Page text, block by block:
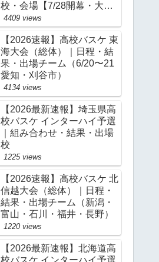
校・会場【7/28開幕・大
阪】
4409 views
【2026速報】高校バスケ 東
海大会（総体）｜日程・結
果・出場チーム（6/20〜21
愛知・刈谷市）
4134 views
【2026最新速報】埼玉県高
校バスケ インターハイ予選
｜組み合わせ・結果・出場
校
1225 views
【2026速報】高校バスケ 北
信越大会（総体）｜日程・
結果・出場チーム（新潟・
富山・石川・福井・長野）
1220 views
【2026最新速報】北海道高